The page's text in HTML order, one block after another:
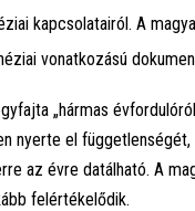
kapcsolatairól. A
vonatkozású
„hármas
nyerte el
az évre datálható. A
felértékelődik.